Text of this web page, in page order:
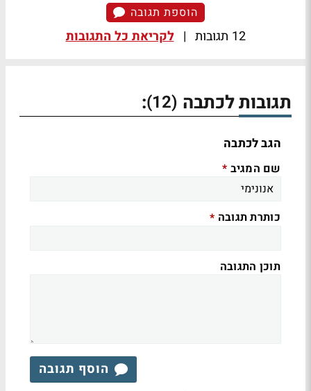
הוספת תגובה
12 תגובות | לקריאת כל התגובות
תגובות לכתבה (12)
:
הגב לכתבה
שם המגיב *
כותרת תגובה *
תוכן התגובה
הוסף תגובה